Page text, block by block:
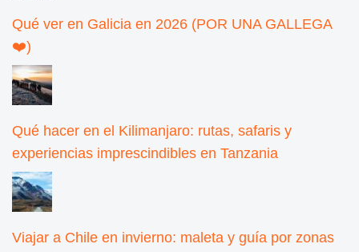
Qué ver en Galicia en 2026 (POR UNA GALLEGA
❤️)
Qué hacer en el Kilimanjaro: rutas, safaris y
experiencias imprescindibles en Tanzania
Viajar a Chile en invierno: maleta y guía por zonas